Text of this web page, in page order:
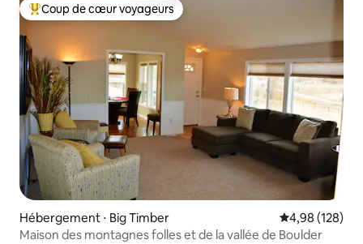
Coups de cœur voyageurs les plus appréciés
Coup de cœur voyageurs
Hébergement ⋅ Big Timber Évaluation
4,98 (128)
Maison des montagnes folles et de la vallée de Boulder